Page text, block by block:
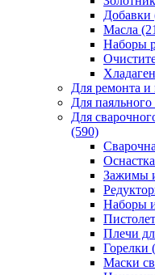
Добавки
Масла
Наборы
Для ремонта и
Для
Для
(590)
Зажимы
Наборы
Плечи
Горелки
Маски